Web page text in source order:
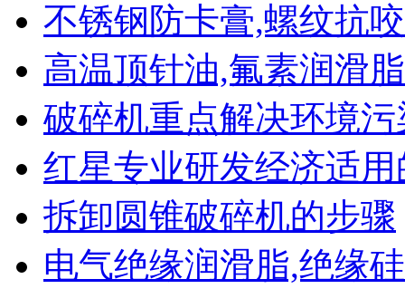
不锈钢防卡膏,螺纹抗
高温顶针油,氟素润滑脂
破碎机重点解决环境
红星专业研发经济适
拆卸圆锥破碎机的步骤
电气绝缘润滑脂,绝缘